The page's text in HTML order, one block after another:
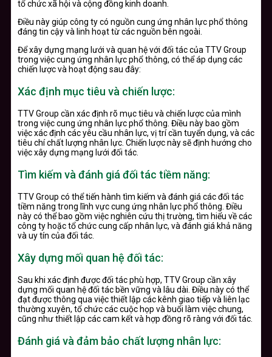
tổ chức xã hội và cộng đồng kinh doanh.
Điều này giúp công ty có nguồn cung ứng nhân lực phổ thông
đáng tin cậy và linh hoạt từ các nguồn bên ngoài.
Để xây dựng mạng lưới và quan hệ với đối tác của TTV Group
trong việc cung ứng nhân lực phổ thông, có thể áp dụng các
chiến lược và hoạt động sau đây:
Xác định mục tiêu và chiến lược:
TTV Group cần xác định rõ mục tiêu và chiến lược của mình
trong việc cung ứng nhân lực phổ thông. Điều này bao gồm
việc xác định các yêu cầu nhân lực, vị trí cần tuyển dụng, và các
tiêu chí chất lượng nhân lực. Chiến lược này sẽ định hướng cho
việc xây dựng mạng lưới đối tác.
Tìm kiếm và đánh giá đối tác tiềm năng:
TTV Group có thể tiến hành tìm kiếm và đánh giá các đối tác
tiềm năng trong lĩnh vực cung ứng nhân lực phổ thông. Điều
này có thể bao gồm việc nghiên cứu thị trường, tìm hiểu về các
công ty hoặc tổ chức cung cấp nhân lực, và đánh giá khả năng
và uy tín của đối tác.
Xây dựng mối quan hệ đối tác:
Sau khi xác định được đối tác phù hợp, TTV Group cần xây
dựng mối quan hệ đối tác bền vững và lâu dài. Điều này có thể
đạt được thông qua việc thiết lập các kênh giao tiếp và liên lạc
thường xuyên, tổ chức các cuộc họp và buổi làm việc chung,
cũng như thiết lập các cam kết và hợp đồng rõ ràng với đối tác.
Đánh giá và đảm bảo chất lượng nhân lực: